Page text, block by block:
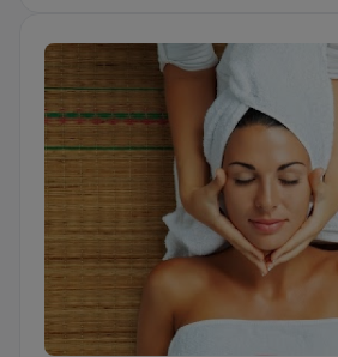
спектр предлагаемых услуг,
отделения внутренних
инсульта, реабилитации,
торакальной хирургии и другие.
В основе миссии больницы
стремление больницы к
инновациям и
свидетельствует о
коллектива предоставлять
высочайшего качества, всегда
соответствующее